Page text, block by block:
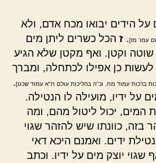
על הידים יבואו מכח אדם, ולא
עמו' מז]. ז הכל כשרים ליתן מים
וקטן. ואף מקטן שלא הגיע
כן אפילו לכתחלה, ומברך
ברכות עמוד מח, וכ"ה בהליכות עולם ח"א עמוד שכט].
על ידיו, מועילה לו הנטילה.
המים, יכול ליטול מהם, ומה
כוונתו שיש להזהר שגוי
ידים. ואמנם היכא דאי
יוצק מים על ידיו. וכתב